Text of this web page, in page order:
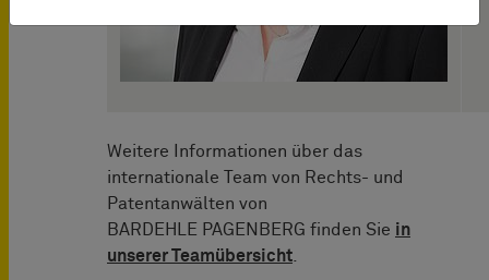
Weitere Informationen über das
internationale Team von Rechts- und
Patentanwälten von
BARDEHLE PAGENBERG finden Sie in
unserer Teamübersicht